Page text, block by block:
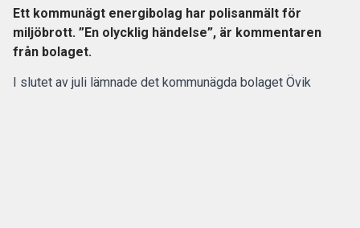
Ett kommunägt energibolag har polisanmält för
miljöbrott. ”En olycklig händelse”, är kommentaren
från bolaget.
I slutet av juli lämnade det kommunägda bolaget Övik